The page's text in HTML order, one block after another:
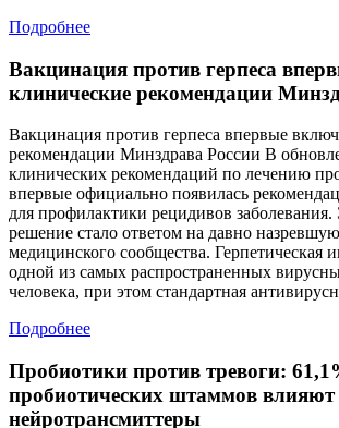
Подробнее
Вакцинация против герпеса
клинические рекомендации
Вакцинация против герпеса впервые
рекомендации Минздрава России В
клинических рекомендаций по лечению
впервые официально появилась
для профилактики рецидивов
решение стало ответом на давно
медицинского сообщества. Герпетическая
одной из самых распространенных
человека, при этом стандартная
Подробнее
Пробиотики против тревоги:
пробиотических штаммов влияют
нейротрансмиттеры